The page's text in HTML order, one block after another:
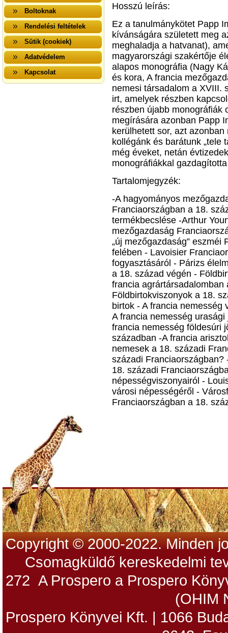
Boltoknak
Rendelési feltételek
Sütik (cookiek)
Adatvédelem
Kapcsolat
Hosszú leírás:
Ez a tanulmánykötet Papp
kívánságára született meg
meghaladja a hatvanat),
magyarországi szakértője
alapos monográfia (Nagy
és kora, A francia
nemesi társadalom a XVIII.
irt, amelyek részben
részben újabb monográfiák
megírására azonban Papp
kerülhetett sor, azt
kollégánk és barátunk „tele
még éveket, netán
monográfiákkal
Tartalomjegyzék:
-A hagyományos
Franciaországban a 18.
termékbecslése -Arthur
mezőgazdaság
„új mezőgazdaság”
felében - Lavoisier
fogyasztásáról - Párizs
a 18. század végén -
francia
Földbirtokviszonyok a 18.
birtok - A francia nemesség
A francia nemesség
francia nemesség földesúri
században -A francia
nemesek a 18. századi
századi
18. századi
népességviszonyairól -
városi népességéről -
Franciaországban a 18.
Copyright © 2000-2022. Minden
Csomagküldő kereskedelmi
272 A Prospero a Prospero
(OHIM
Prospero Könyvei Kft. | 1066